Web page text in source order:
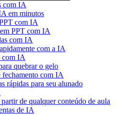
com IA
em minutos
com IA
PPT com IA
com IA
com a IA
com IA
quebrar o gelo
fechamento com IA
rápidas para seu alunado
de qualquer conteúdo de aula
de IA